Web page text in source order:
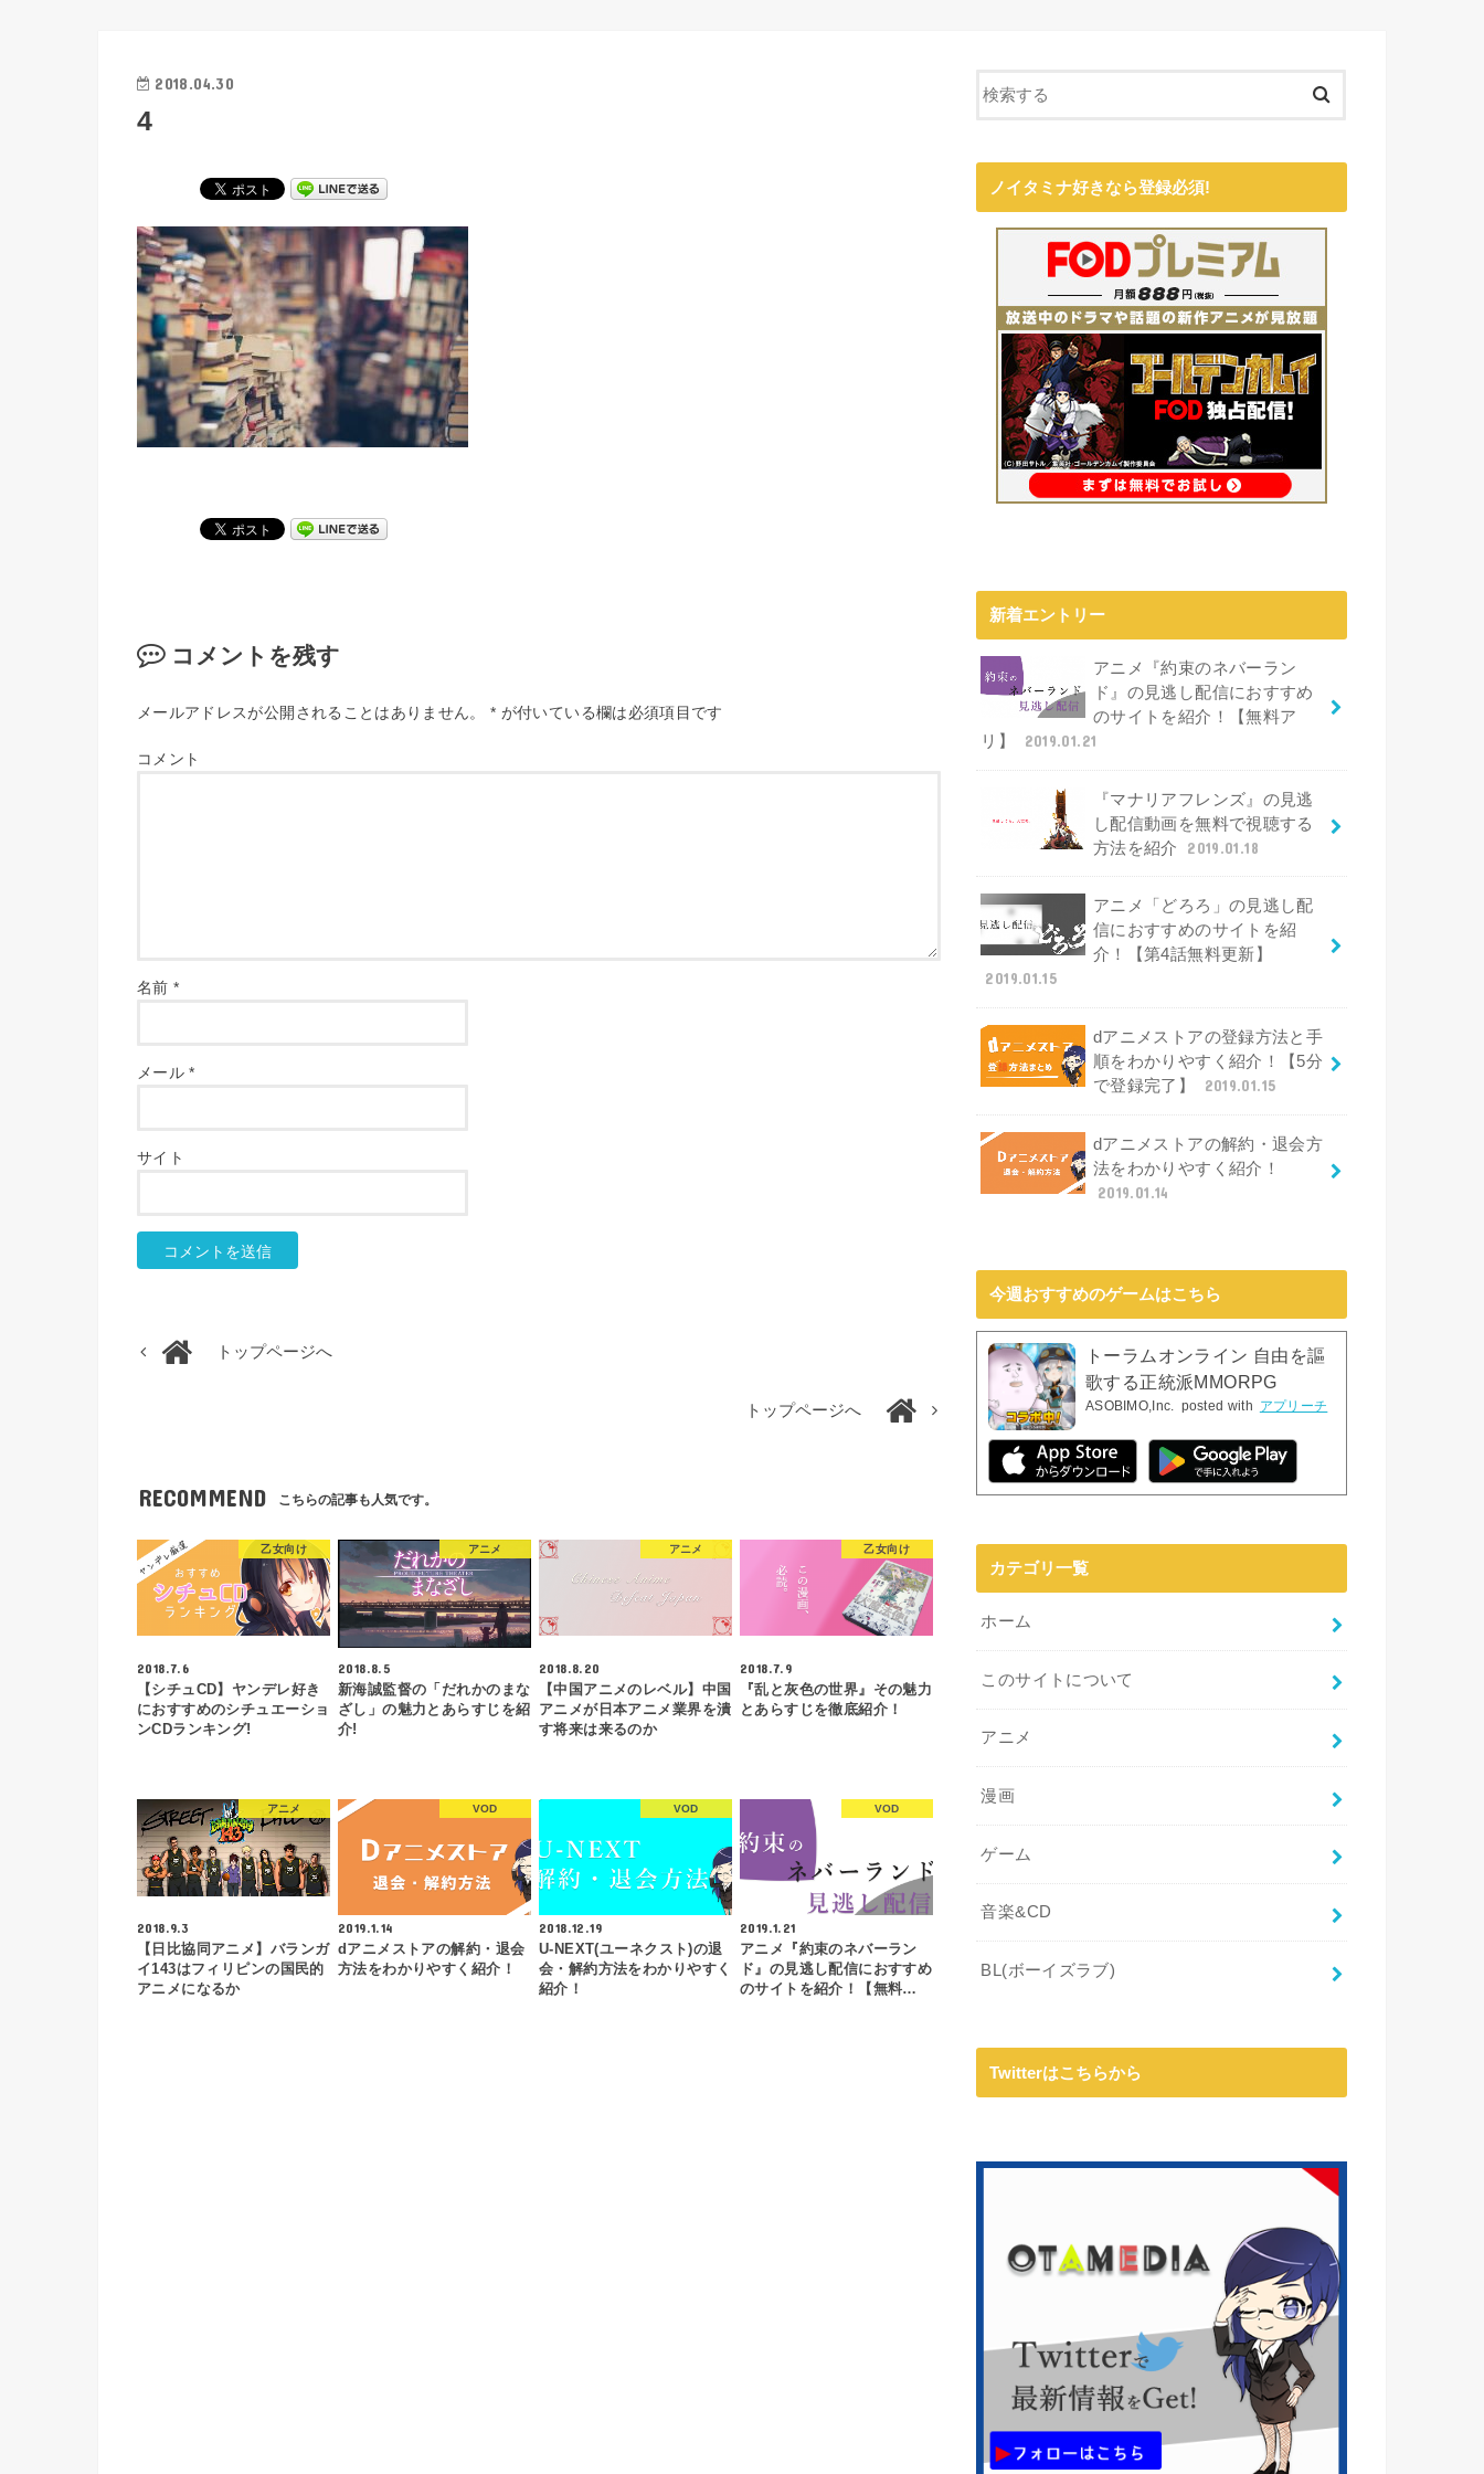
2018.04.30
4
コメントを残す
メールアドレスが公開されることはありません。 * が付いている欄は必須項目です
コメント
名前*
メール*
サイト
トップページへ
トップページへ
RECOMMEND こちらの記事も人気です。
乙女向け
2018.7.6
【シチュCD】ヤンデレ好き
におすすめのシチュエーショ
ンCDランキング!
アニメ
2018.8.5
新海誠監督の「だれかのまな
ざし」の魅力とあらすじを紹
介!
アニメ
2018.8.20
【中国アニメのレベル】中国
アニメが日本アニメ業界を潰
す将来は来るのか
乙女向け
2018.7.9
『乱と灰色の世界』その魅力
とあらすじを徹底紹介！
アニメ
2018.9.3
【日比協同アニメ】バランガ
イ143はフィリピンの国民的
アニメになるか
VOD
2019.1.14
dアニメストアの解約・退会
方法をわかりやすく紹介！
VOD
2018.12.19
U-NEXT(ユーネクスト)の退
会・解約方法をわかりやすく
紹介！
VOD
2019.1.21
アニメ『約束のネバーラン
ド』の見逃し配信におすすめ
のサイトを紹介！【無料…
ノイタミナ好きなら登録必須!
新着エントリー
アニメ『約束のネバーラン
ド』の見逃し配信におすすめ
のサイトを紹介！【無料ア
リ】
2019.01.21
『マナリアフレンズ』の見逃
し配信動画を無料で視聴する
方法を紹介
2019.01.18
アニメ「どろろ」の見逃し配
信におすすめのサイトを紹
介！【第4話無料更新】
2019.01.15
dアニメストアの登録方法と手
順をわかりやすく紹介！【5分
で登録完了】
2019.01.15
dアニメストアの解約・退会方
法をわかりやすく紹介！
2019.01.14
今週おすすめのゲームはこちら
トーラムオンライン 自由を謳
歌する正統派MMORPG
ASOBIMO,Inc. posted with アプリーチ
カテゴリ一覧
ホーム
このサイトについて
アニメ
漫画
ゲーム
音楽&CD
BL(ボーイズラブ)
Twitterはこちらから